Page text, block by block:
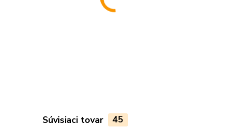
Súvisiaci tovar 45